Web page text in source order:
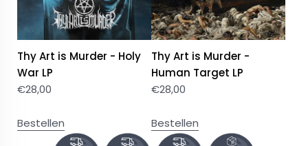
Thy Art is Murder - Holy
War LP
€28,00
Bestellen
Thy Art is Murder -
Human Target LP
€28,00
Bestellen